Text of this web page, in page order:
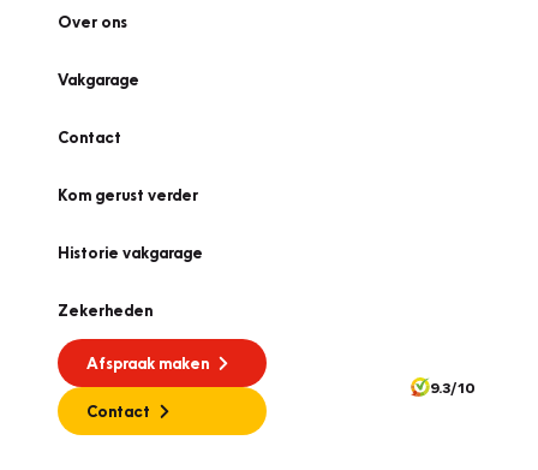
Over ons
Vakgarage
Contact
Kom gerust verder
Historie vakgarage
Zekerheden
Afspraak maken
Contact
9.3/10